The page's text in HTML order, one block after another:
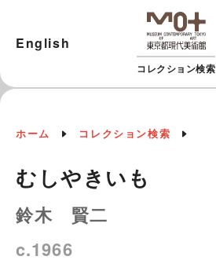
コレクション検索
English
ホーム コレクション検索
むしやきいも
鈴木 賢二
c.1966